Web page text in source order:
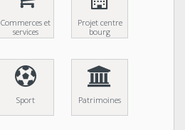
Commerces et
services
Projet centre
bourg
Sport Patrimoines